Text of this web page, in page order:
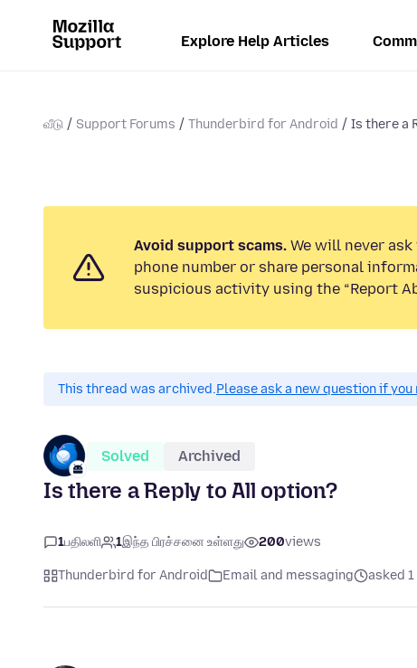
Explore Help Articles
வீடு Support Forums Thunderbird for Android Is there a
Avoid support scams. We will never
phone number or share personal
suspicious activity using the “Report
This thread was archived.Please ask a new question if you
Solved Archived
Is there a Reply to All option?
1பதிலளி 1இந்த பிரச்சனை உள்ளது 200views
Thunderbird for Android Email and messaging asked 1